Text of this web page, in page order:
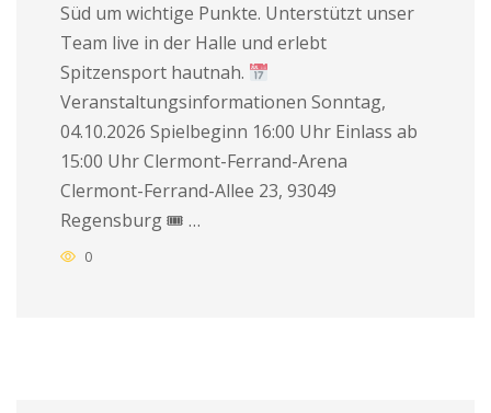
Süd um wichtige Punkte. Unterstützt unser
Team live in der Halle und erlebt
Spitzensport hautnah.
Veranstaltungsinformationen Sonntag,
04.10.2026 Spielbeginn 16:00 Uhr Einlass ab
15:00 Uhr Clermont-Ferrand-Arena
Clermont-Ferrand-Allee 23, 93049
Regensburg 🎟 …
0